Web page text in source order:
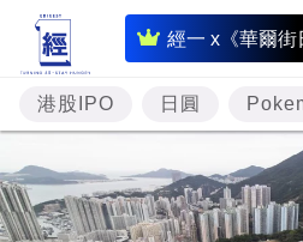
經一 x《華爾街
即
時
財
經
專
題
港股IPO 日圓